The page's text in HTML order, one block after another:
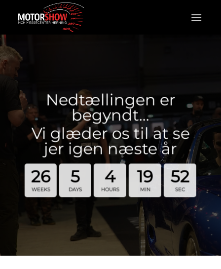
Nedtællingen er
begyndt…
Vi glæder os til at se
jer igen næste år
26
WEEKS
5
DAYS
4
HOURS
19
MIN
52
SEC